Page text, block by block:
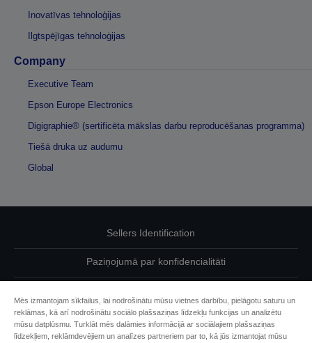
Inovatīvas tehnoloģijas
Ilgtspējīgas tehnoloģijas
Company
Executive Team
Epson Europe Electronics
Digigraphie® (sertificēta mākslas darbu reproducēšanas programma)
Tiešā druka uz audumu
Global
Sellers Identification
Paziņojumā par konfidencialitāti
Sazinieties ar mums par saviem datiem
Mēs izmantojam sīkfailus, lai nodrošinātu mūsu vietnes darbību, pielāgotu saturu un
reklāmas, kā arī nodrošinātu sociālo plašsaziņas līdzekļu funkcijas un analizētu
mūsu datplūsmu. Turklāt mēs dalāmies informācijā ar sociālajiem plašsaziņas
līdzekļiem, reklāmdevējiem un analīzes partneriem par to, kā jūs izmantojat mūsu